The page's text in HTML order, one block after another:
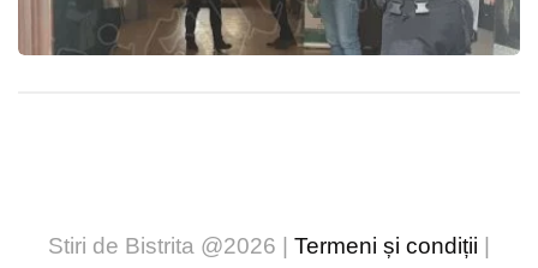
Stiri de Bistrita @2026 | Termeni și condiții |